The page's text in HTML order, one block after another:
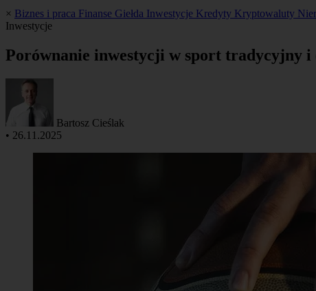
× Biznes i praca Finanse Giełda Inwestycje Kredyty Kryptowaluty
Inwestycje
Porównanie inwestycji w sport tradycyjny i
Bartosz Cieślak
• 26.11.2025